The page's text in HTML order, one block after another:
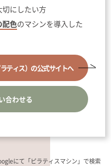
切にしたい方
配色のマシンを導入した
ティス） の公式サイトへ
合わせる
にて「ピラティスマシン」で検索